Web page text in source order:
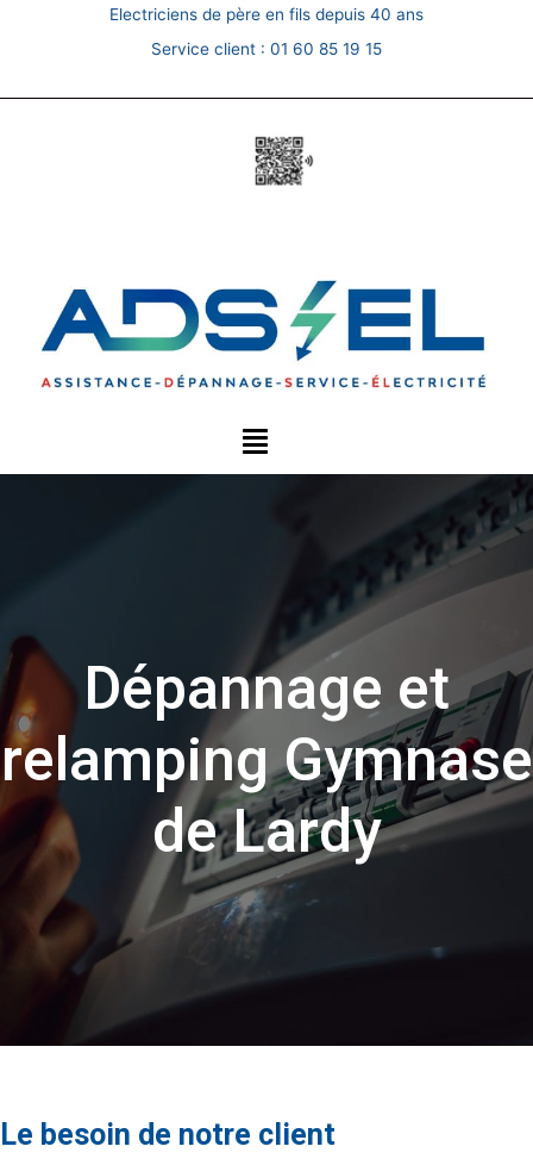
Electriciens de père en fils depuis 40 ans
Service client : 01 60 85 19 15
Dépannage et
relamping Gymnase
de Lardy
Le besoin de notre client